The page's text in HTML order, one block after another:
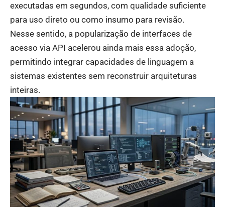
executadas em segundos, com qualidade suficiente
para uso direto ou como insumo para revisão.
Nesse sentido, a popularização de interfaces de
acesso via API acelerou ainda mais essa adoção,
permitindo integrar capacidades de linguagem a
sistemas existentes sem reconstruir arquiteturas
inteiras.